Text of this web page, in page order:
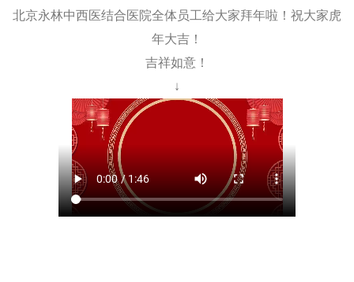
北京永林中西医结合医院全体员工给大家拜年啦！祝大家虎
年大吉！
吉祥如意！
↓